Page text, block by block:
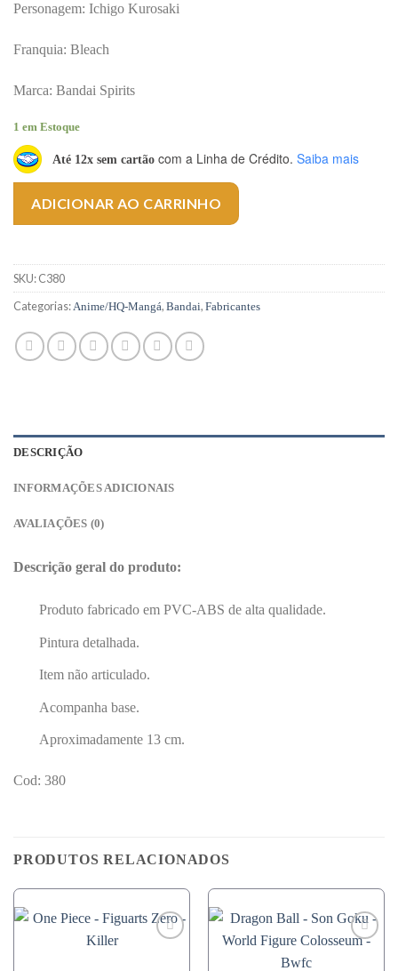
Personagem: Ichigo Kurosaki
Franquia: Bleach
Marca: Bandai Spirits
1 em Estoque
Até 12x sem cartão com a Linha de Crédito. Saiba mais
ADICIONAR AO CARRINHO
SKU:C380
Categorias:Anime/HQ-Mangá, Bandai, Fabricantes
DESCRIÇÃO
INFORMAÇÕES ADICIONAIS
AVALIAÇÕES (0)
Descrição geral do produto:
Produto fabricado em PVC-ABS de alta qualidade.
Pintura detalhada.
Item não articulado.
Acompanha base.
Aproximadamente 13 cm.
Cod: 380
PRODUTOS RELACIONADOS